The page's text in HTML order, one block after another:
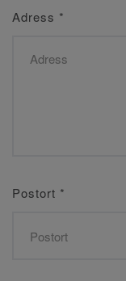
Adress *
Postort *